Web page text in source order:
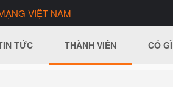
VIỆT NAM
TỨC THÀNH VIÊN CÓ